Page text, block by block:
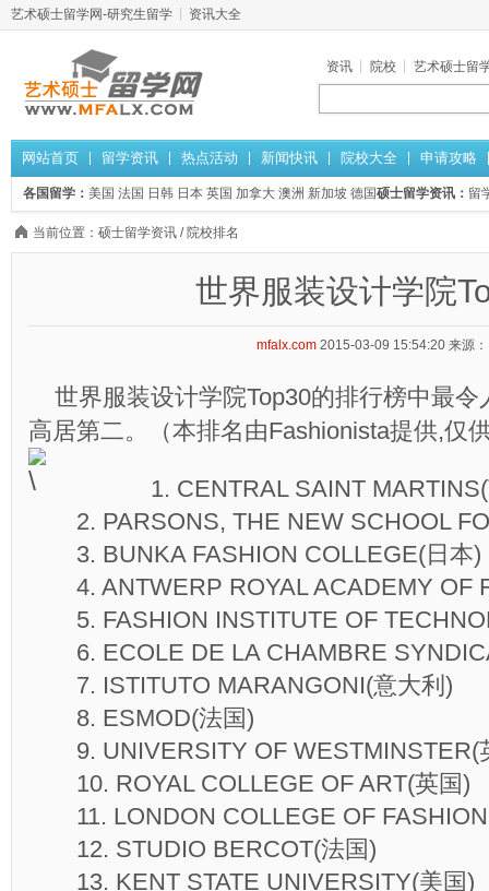
艺术硕士留学网-研究生留学 资讯大全
资讯 院校 艺术硕士留
网站首页 留学资讯 热点活动 新闻快讯 院校大全 申请攻略
各国留学： 美国 法国 日韩 日本 英国 加拿大 澳洲 新加坡 德国硕士留学资讯： 留
当前位置： 硕士留学资讯 / 院校排名
世界服装设计学院
mfalx.com 2015-03-09 15:54:20 来源：
世界服装设计学院Top30的排行榜中最令
高居第二。（本排名由Fashionista提供,仅
1. CENTRAL SAINT
2. PARSONS, THE NEW SCHOOL
3. BUNKA FASHION COLLEGE(日本)
4. ANTWERP ROYAL ACADEMY OF
5. FASHION INSTITUTE OF
6. ECOLE DE LA CHAMBRE
7. ISTITUTO MARANGONI(意大利)
8. ESMOD(法国)
9. UNIVERSITY OF WESTMINSTER(
10. ROYAL COLLEGE OF ART(英国)
11. LONDON COLLEGE OF
12. STUDIO BERCOT(法国)
13. KENT STATE UNIVERSITY(美国)